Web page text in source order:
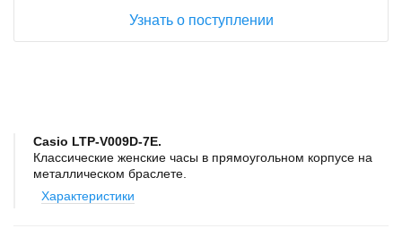
Casio LTP-V009D-7E.
Классические женские часы в прямоугольном корпусе на
металлическом браслете.
Характеристики
Узнать о поступлении